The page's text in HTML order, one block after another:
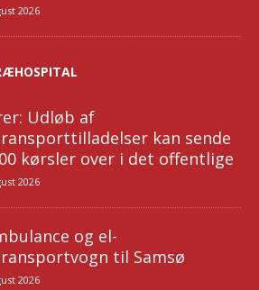
2026
Udløb af
kan sende
kørsler over i det offentlige
2026
og el-
til Samsø
2026